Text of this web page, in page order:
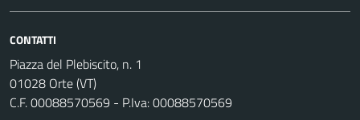
CONTATTI
Piazza del Plebiscito, n. 1
01028 Orte (VT)
C.F. 00088570569 - P.Iva: 00088570569